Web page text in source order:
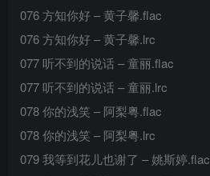
076 方知你好 – 黄子馨.flac
076 方知你好 – 黄子馨.lrc
077 听不到的说话 – 童丽.flac
077 听不到的说话 – 童丽.lrc
078 你的浅笑 – 阿梨粤.flac
078 你的浅笑 – 阿梨粤.lrc
079 我等到花儿也谢了 – 姚斯婷.flac